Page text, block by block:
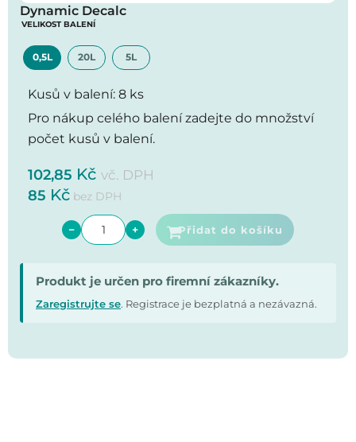
Dynamic Decalc
VELIKOST BALENÍ
0,5L 20L 5L
Kusů v balení: 8 ks
Pro nákup celého balení zadejte do množství
počet kusů v balení.
102,85 Kč vč. DPH
85 Kč bez DPH
− + Přidat do košíku
Produkt je určen pro firemní zákazníky.
Zaregistrujte se. Registrace je bezplatná a nezávazná.